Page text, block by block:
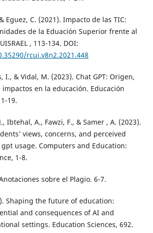
Eguez, C. (2021). Impacto de las TIC:
de la Eduación Superior frente al
, 113-134. DOI:
rcui.v8n2.2021.448
I., & Vidal, M. (2023). Chat GPT: Origen,
impactos en la educación. Educación
19.
Ibtehal, A., Fawzi, F., & Samer , A. (2023).
views, concerns, and perceived
usage. Computers and Education:
1-8.
sobre el Plagio. 6-7.
Shaping the future of education:
and consequences of AI and
settings. Education Sciences, 692.